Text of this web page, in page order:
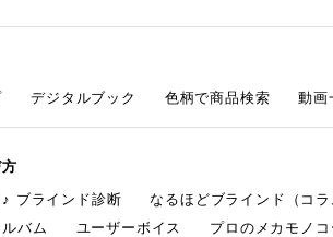
デジタルブック 色柄で商品検索 動画
ブラインド診断
なるほどブラインド（コラ
バム
ユーザーボイス プロのメカモノ